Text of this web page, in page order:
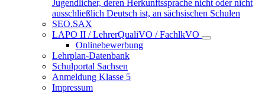
Jugendlicher, deren Herkunftssprache nicht oder nicht
ausschließlich Deutsch ist, an sächsischen Schulen
SEO.SAX
LAPO II / LehrerQualiVO / FachlkVO
Onlinebewerbung
Lehrplan-Datenbank
Schulportal Sachsen
Anmeldung Klasse 5
Impressum